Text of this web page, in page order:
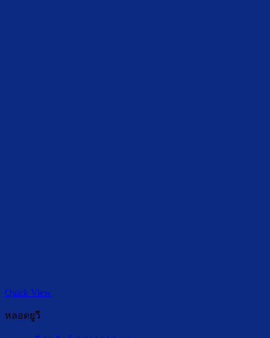
Quick View
หลอดยูวี